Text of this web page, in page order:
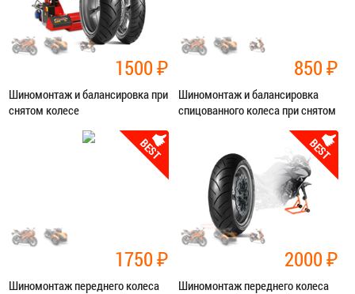
1500₽
Шиномонтаж и балансировка при
снятом колесе
Шиномонтаж
ЗАПИСАТЬСЯ В СЕРВИС
850₽
Шиномонтаж и балансировка
спицованного колеса при снятом
Шиномонтаж
ЗАПИСАТЬСЯ В СЕРВИС
1750₽
Шиномонтаж переднего колеса
2000₽
Шиномонтаж переднего колеса